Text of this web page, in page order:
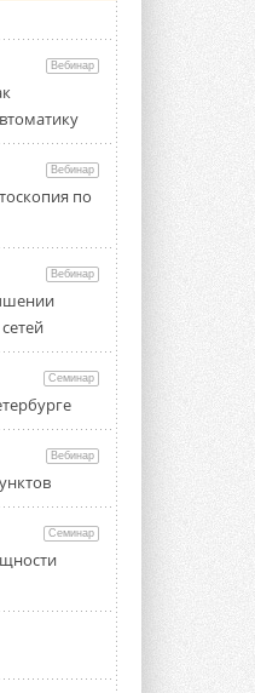
кВт на
и были ...
до 56 кВт.
...
подвел
2026»
лидеры»
года ...
в
посетил
визитом ...
AquaEdge
R1234ze ...
Вебинар
Вебинар
по
Вебинар
Семинар
Вебинар
Семинар